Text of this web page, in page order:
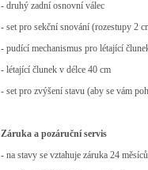
- druhý zadní osnovní válec
- set pro sekční snování (rozestupy 2
- pudící mechanismus pro létající
- létající člunek v délce 40 cm
- set pro zvýšení stavu (aby se vám
Záruka a pozáruční servis
- na stavy se vztahuje záruka 24 měsíců